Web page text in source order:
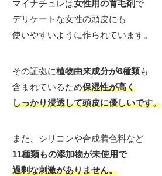
マイナチュレは女性用の育毛剤 で
デリケートな女性の頭皮にも
使いやすいように作られています。
その証拠に植物由来成分が6種類も
含まれているため保湿性が高く
しっかり浸透して頭皮に優しいです。
また、シリコンや合成着色料など
11種類もの添加物が未使用で
過剰な刺激がありません。